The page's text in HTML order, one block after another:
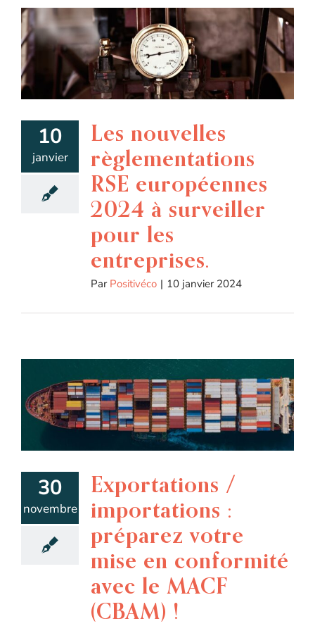
10
janvier
Les nouvelles
règlementations
RSE européennes
2024 à surveiller
pour les
entreprises.
Par Positivéco | 10 janvier 2024
30
novembre
Exportations /
importations :
préparez votre
mise en conformité
avec le MACF
(CBAM) !